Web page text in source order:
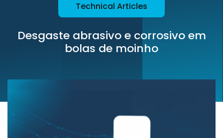
Technical Articles
Desgaste abrasivo e corrosivo em
bolas de moinho